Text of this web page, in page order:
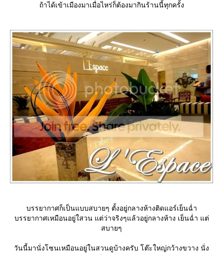
ถ้าได้เข้าเมืองมาเมื่อไหร่ก็ต้องมากินร้านนี้ทุกครั้ง
บรรยากาศก็เป็นแบบสบายๆ ตั้งอยู่กลางห้างติดแอร์เย็นฉ่ำ
บรรยากาศเหมือนอยู่ใสวน แต่ว่าจริงๆแล้วอยู่กลางห้าง เย็นฉ่ำ แต่
สบายๆ
วันนี้มานั่งโซนเหมือนอยู่ในสวนดูบ้างครับ โต๊ะใหญ่กว้างขวาง นั่ง